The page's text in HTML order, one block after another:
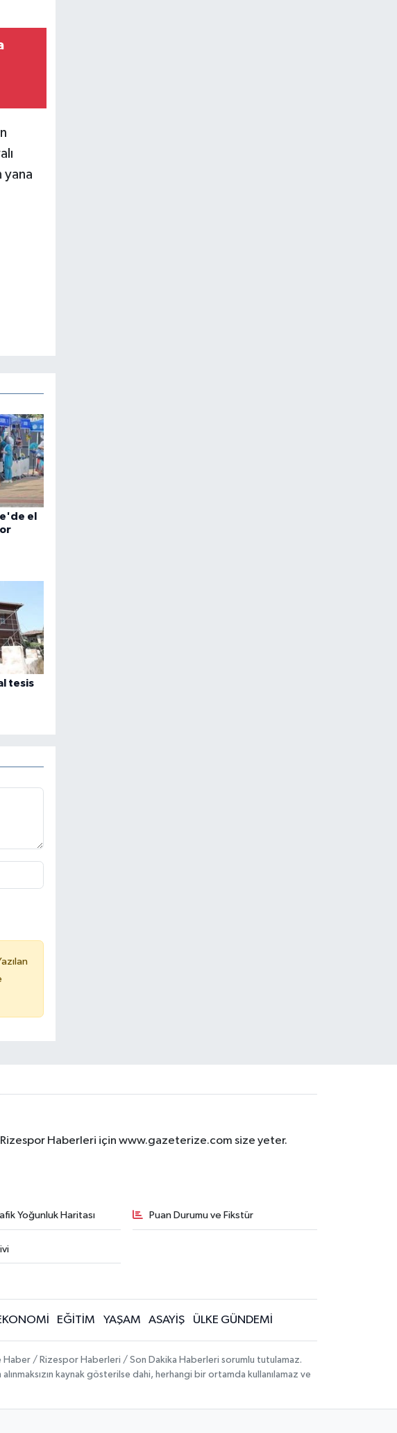
yana
el
tesis
Haberleri için www.gazeterize.com size yeter.
Yoğunluk Haritası Puan Durumu ve Fikstür
EĞİTİM YAŞAM ASAYİŞ ÜLKE GÜNDEMİ
Haber / Rizespor Haberleri / Son Dakika Haberleri sorumlu tutulamaz.
kaynak gösterilse dahi, herhangi bir ortamda kullanılamaz ve